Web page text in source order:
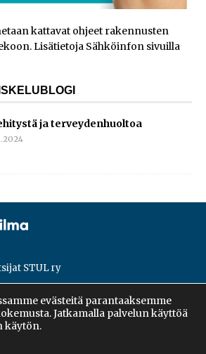
kattavat ohjeet rakennusten
Lisätietoja Sähköinfon sivuilla
ja terveydenhuoltoa
STUL ry
evästeitä parantaaksemme
Jatkamalla palvelun käyttöä
käytön.